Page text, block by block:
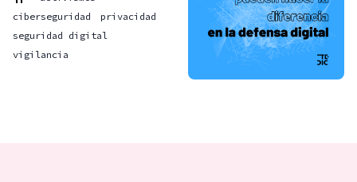
ciberseguridad
privacidad
seguridad digital
vigilancia